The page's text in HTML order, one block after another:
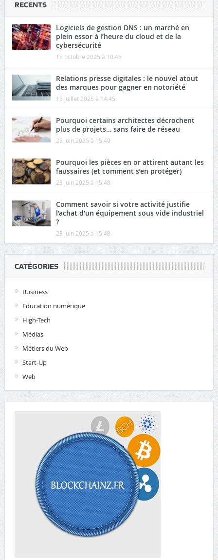
RECENTS
Logiciels de gestion DNS : un marché en
plein essor à l’heure du cloud et de la
cybersécurité
15 octobre 2025 à 10:46
Relations presse digitales : le nouvel atout
des marques pour gagner en notoriété
16 juillet 2025 à 14:45
Pourquoi certains architectes décrochent
plus de projets… sans faire de réseau
23 juin 2025 à 15:49
Pourquoi les pièces en or attirent autant les
faussaires (et comment s’en protéger)
23 juin 2025 à 15:48
Comment savoir si votre activité justifie
l’achat d’un équipement sous vide industriel
?
23 juin 2025 à 15:48
CATÉGORIES
Business
Education numérique
High-Tech
Médias
Métiers du Web
Start-Up
Web